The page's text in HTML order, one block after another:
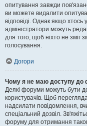
опитування завжди
ви можете видалити
відповіді. Однак якщо
адміністратори можуть
для того, щоб ніхто не зміг
голосування.
Догори
Чому я не маю доступу до
Деякі форуми можуть бути
користувачів. Щоб
надсилати повідомлення,
спеціальний дозвіл.
форуму для отримання